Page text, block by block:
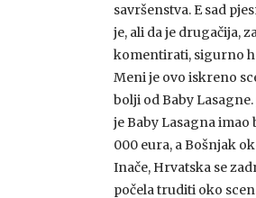
savršenstva. E sad
je, ali da je drugačija,
komentirati, sigurno
Meni je ovo iskreno
bolji od Baby
je Baby Lasagna
000 eura, a Bošnjak
Inače, Hrvatska se
počela truditi oko